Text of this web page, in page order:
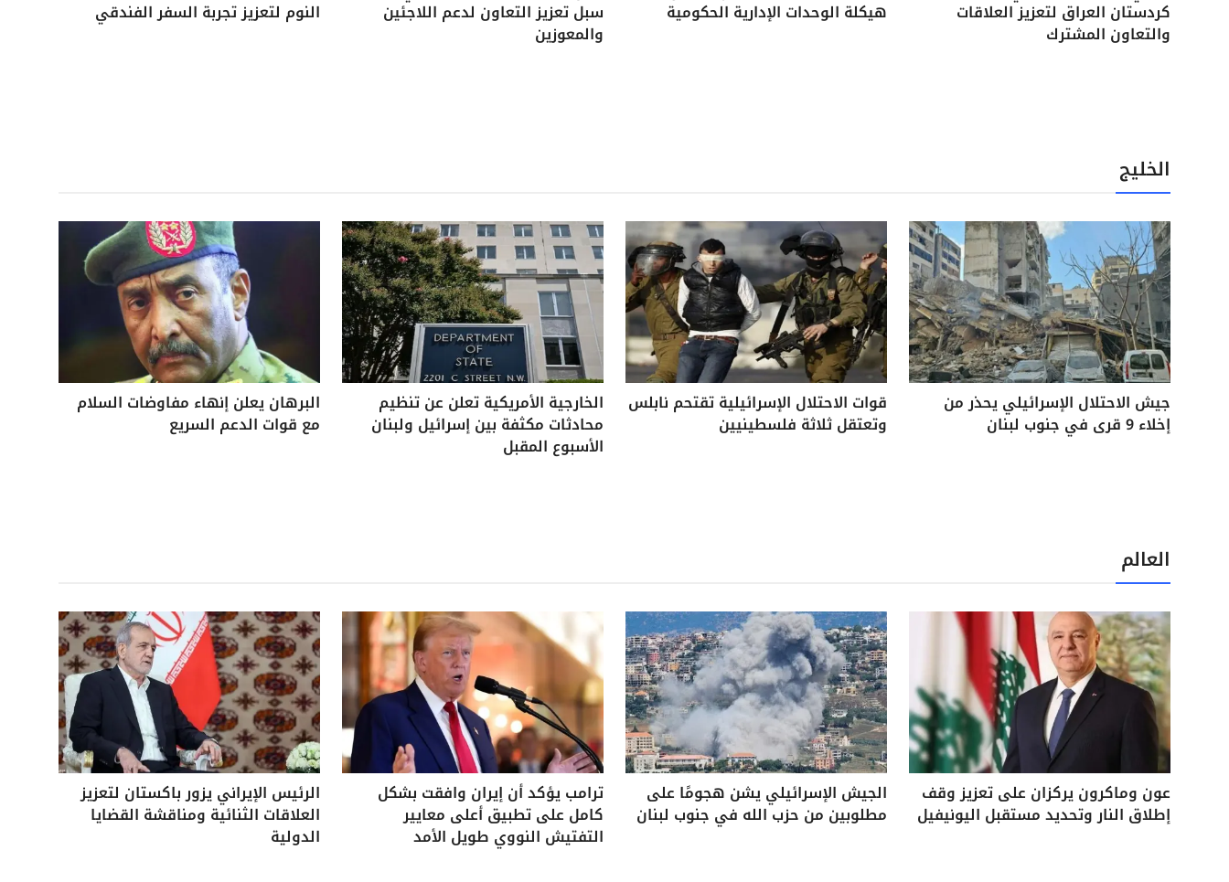
كردستان العراق لتعزيز العلاقات
والتعاون المشترك
هيكلة الوحدات الإدارية الحكومية سبل تعزيز التعاون لدعم اللاجئين
والمعوزين
النوم لتعزيز تجربة السفر الفندقي
الخليج
جيش الاحتلال الإسرائيلي يحذر من
إخلاء 9 قرى في جنوب لبنان
قوات الاحتلال الإسرائيلية تقتحم نابلس
وتعتقل ثلاثة فلسطينيين
الخارجية الأمريكية تعلن عن تنظيم
محادثات مكثفة بين إسرائيل ولبنان
الأسبوع المقبل
البرهان يعلن إنهاء مفاوضات السلام
مع قوات الدعم السريع
العالم
عون وماكرون يركزان على تعزيز وقف
إطلاق النار وتحديد مستقبل اليونيفيل
الجيش الإسرائيلي يشن هجومًا على
مطلوبين من حزب الله في جنوب لبنان
ترامب يؤكد أن إيران وافقت بشكل
كامل على تطبيق أعلى معايير
التفتيش النووي طويل الأمد
الرئيس الإيراني يزور باكستان لتعزيز
العلاقات الثنائية ومناقشة القضايا
الدولية